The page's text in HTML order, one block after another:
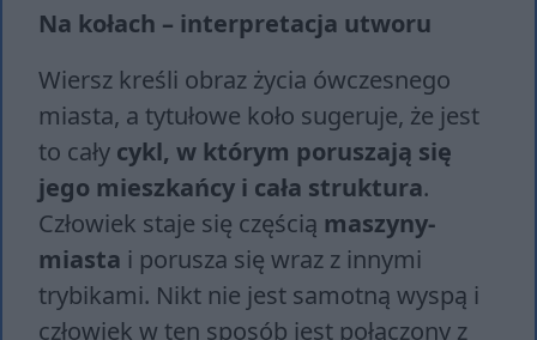
Na kołach – interpretacja utworu
Wiersz kreśli obraz życia ówczesnego
miasta, a tytułowe koło sugeruje, że jest
to cały cykl, w którym poruszają się
jego mieszkańcy i cała struktura.
Człowiek staje się częścią maszyny-
miasta i porusza się wraz z innymi
trybikami. Nikt nie jest samotną wyspą i
człowiek w ten sposób jest połączony z